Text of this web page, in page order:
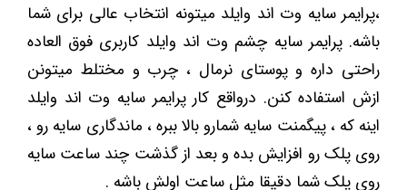
،پرایمر سایه وت اند وایلد میتونه انتخاب عالی برای شما
باشه. پرایمر سایه چشم وت اند وایلد کاربری فوق العاده
راحتی داره و پوستای نرمال ، چرب و مختلط میتونن
ازش استفاده کنن. درواقع کار پرایمر سایه وت اند وایلد
اینه که ، پیگمنت سایه شمارو بالا ببره ، ماندگاری سایه رو ،
روی پلک رو افزایش بده و بعد از گذشت چند ساعت سایه
روی پلک شما دقیقا مثل ساعت اولش باشه .